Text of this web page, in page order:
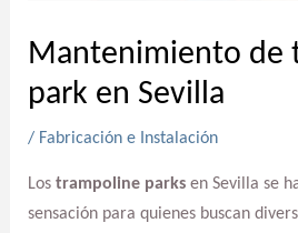
Mantenimiento de
park en Sevilla
/ Fabricación e Instalación
Los trampoline parksen Sevilla se
sensación para quienes buscan